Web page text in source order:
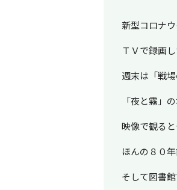
新型コロナ
ＴＶで録画
週末は「戦場
「夜と霧」
映像で観る
ほんの８０
そして図書